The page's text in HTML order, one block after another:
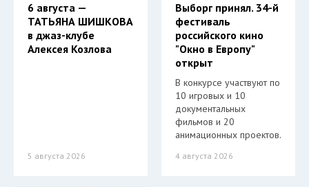
6 августа —
ТАТЬЯНА ШИШКОВА
в джаз-клубе
Алексея Козлова
5 августа 2026
Выборг принял. 34-й
фестиваль
российского кино
"Окно в Европу"
открыт
В конкурсе участвуют по
10 игровых и 10
документальных
фильмов и 20
анимационных проектов.
4 августа 2026